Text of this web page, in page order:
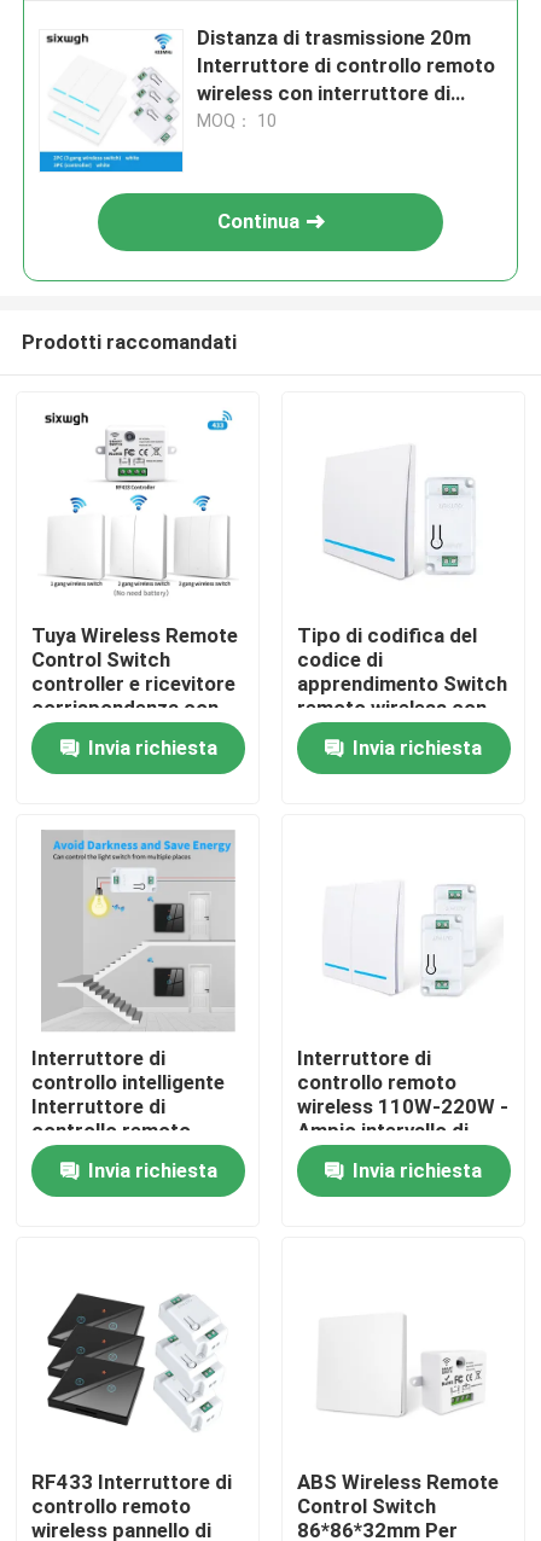
Casa
Prodotti
Circa noi
Giro della fabbrica
Controllo di qualità
Richieda una citazione
Commutatore astuto di Homekit
Interruttore intelligente Zigbee
Distanza di trasmissione 20m
Interruttore di controllo remoto
wireless con interruttore di
controllo SAMRT
MOQ： 10
Continua
Prodotti raccomandati
Tuya Wireless Remote
Control Switch
controller e ricevitore
corrispondenza con
Tuya modulo di
supporto Google
Alexa controllo vocale
Invia richiesta
Tipo di codifica del
codice di
apprendimento Switch
remoto wireless con
frequenza 2.4GWIFI
Invia richiesta
Interruttore di
controllo intelligente
Interruttore di
controllo remoto
wireless Interruttore
di funzione
Interruttore di
Invia richiesta
Interruttore di
controllo remoto
wireless 110W-220W -
Ampio intervallo di
temperatura per varie
applicazioniInvia richiesta
RF433 Interruttore di
controllo remoto
wireless pannello di
ABS Wireless Remote
Control Switch
86*86*32mm Per